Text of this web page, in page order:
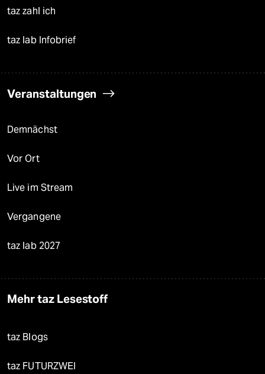
taz zahl ich
taz lab Infobrief
Veranstaltungen
Demnächst
Vor Ort
Live im Stream
Vergangene
taz lab 2027
Mehr taz Lesestoff
taz Blogs
taz FUTURZWEI